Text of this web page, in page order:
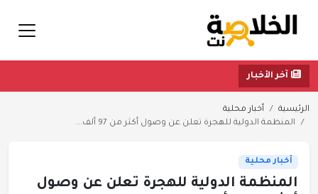
آخر الأخبار
الرئيسية
أخبار محلية
المنظمة الدولية للهجرة تعلن عن وصول أكثر من 97 ألف...
أخبار محلية
المنظمة الدولية للهجرة تعلن عن وصول